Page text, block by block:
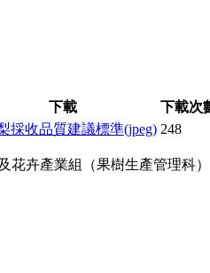
下載
下載次
248
花卉產業組（果樹生產管理科）